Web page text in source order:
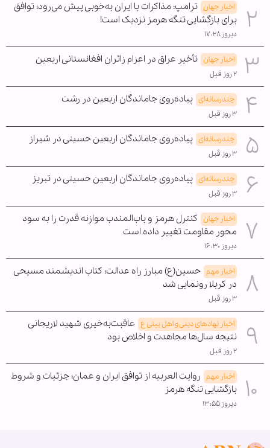
اخبار جهان ترامپ: مذاکرات با ایران به‌خوبی پیش می‌رود؛ توافق
برای بازگشایی تنگه هرمز نزدیک است!
دیروز ۱۷:۲۸
اخبار جهان تأخیر عراق در اعزام زائران افغانستانی اربعین
۲ روز قبل
چندرسانه‌ای پیاده‌روی جاماندگان اربعین در رشت
۳ روز قبل
چندرسانه‌ای پیاده‌روی جاماندگان اربعین حسینی در شیراز
۳ روز قبل
چندرسانه‌ای پیاده‌روی جاماندگان اربعین حسینی در تبریز
۳ روز قبل
اخبار جهان کنترل هرمز و باب‌المندب موازنه قدرت را به سود
محور مقاومت تغییر داده است
دیروز ۱۶:۳۰
اخبار مهم حسین(ع) مبارز راه عدالت؛ کتاب اندیشمند مسیحی
در کربلا رونمایی شد
۳ روز قبل
اخبار نهادهای دینی و اهل بیتی ع عاقبت‌به‌خیری شهید لاریجانی
نتیجه سال‌ها مجاهدت و اخلاص بود
۲ روز قبل
اخبار مهم روایت العربیه از توافق ایران و عمان؛ جزئیات و شروط
بازگشایی تنگه هرمز
دیروز ۱۳:۵۵